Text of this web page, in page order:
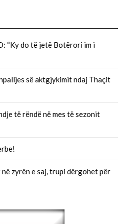
“Ky do të jetë Botërori im i
së aktgjykimit ndaj Thaçit
të rëndë në mes të sezonit
zyrën e saj, trupi dërgohet për